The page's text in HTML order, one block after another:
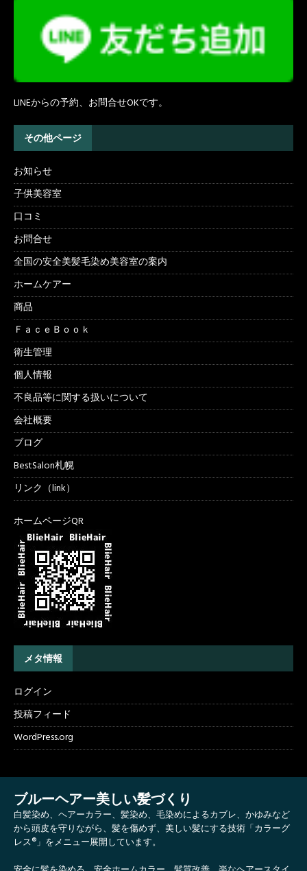
LINEからの予約、お問合せOKです。
その他ページ
お知らせ
子供美容室
口コミ
お問合せ
全国の安全美髪毛染め美容室の案内
ホームケアー
商品
ＦａｃｅＢｏｏｋ
衛生管理
個人情報
不良品等に関する扱いについて
会社概要
ブログ
BestSalon札幌
リンク（link）
ホームページQR
メタ情報
ログイン
投稿フィード
WordPress.org
ブルーヘアー美しい髪づくり
白髪染め、ヘアーカラー、髪染め、毛染めによるカブレ、かゆみなど
から頭皮を守りながら、髪を傷めず、美しい髪にする技術「カラーグ
レス®」をメニュー展開しています。